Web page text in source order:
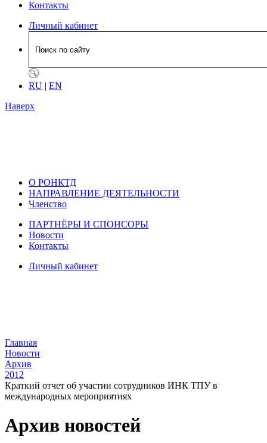
Контакты
Личный кабинет
RU | EN
Наверх
О РОНКТД
НАПРАВЛЕНИЕ ДЕЯТЕЛЬНОСТИ
Членство
ПАРТНЁРЫ И СПОНСОРЫ
Новости
Контакты
Личный кабинет
Главная
Новости
Архив
2012
Краткий отчет об участии сотрудников ИНК ТПУ в
международных мероприятиях
Архив новостей